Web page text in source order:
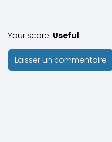
Your score: Useful